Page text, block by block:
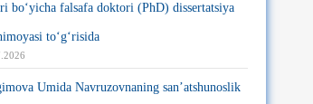
bo‘yicha falsafa doktori (PhD) dissertatsiya
to‘g‘risida
Umida Navruzovnaning san’atshunoslik